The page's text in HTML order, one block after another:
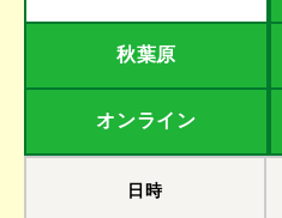
秋葉原
オンライン
日時